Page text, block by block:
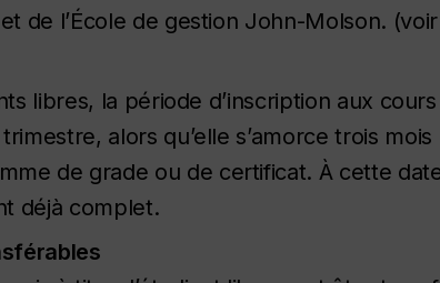
de l’École de gestion John-Molson.
libres, la période d’inscription aux
alors qu’elle s’amorce trois
de grade ou de certificat. À cette
déjà complet.